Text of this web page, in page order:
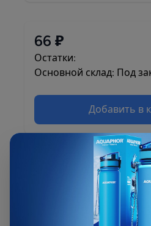
66 ₽
Остатки:
Основной склад: Под
Добавить в
Описание и